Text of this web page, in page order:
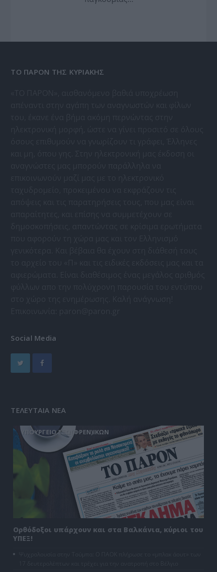
ΤΟ ΠΑΡΟΝ ΤΗΣ ΚΥΡΙΑΚΗΣ
Social Media
ΤΕΛΕΥΤΑΙΑ ΝΕΑ
ΥΠΟΥΡΓΕΙΟ ΕΞΩ(ΦΡΕΝ)ΙΚΩΝ
Ορθόδοξοι υπάρχουν και στα Βαλκάνια, κύριοι του
ΥΠΕΞ!